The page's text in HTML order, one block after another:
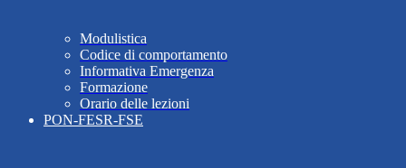
Modulistica
Codice di comportamento
Informativa Emergenza
Formazione
Orario delle lezioni
PON-FESR-FSE